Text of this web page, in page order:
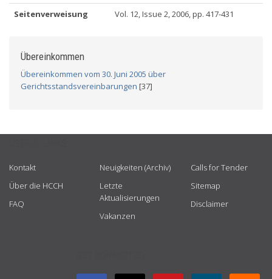
Seitenverweisung
Vol. 12, Issue 2, 2006, pp. 417-431
Übereinkommen
Übereinkommen vom 30. Juni 2005 über
Gerichtsstandsvereinbarungen [37]
Kontakt
Über die HCCH
FAQ
Neuigkeiten (Archiv)
Letzte
Aktualisierungen
Vakanzen
Calls for Tender
Sitemap
Disclaimer